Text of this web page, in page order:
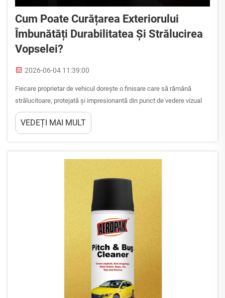
Cum Poate Curățarea Exteriorului
Îmbunătăți Durabilitatea Și Strălucirea
Vopselei?
2026-06-04 11:39:00
Fiecare proprietar de vehicul dorește o finisare care să rămână
strălucitoare, protejată și impresionantă din punct de vedere vizual
cât mai mult timp posibil. Totuși, cel mai neglijat factor în atingerea
acestui obiectiv este curățarea exteriorului, efectuată în mod
VEDEȚI MAI MULT